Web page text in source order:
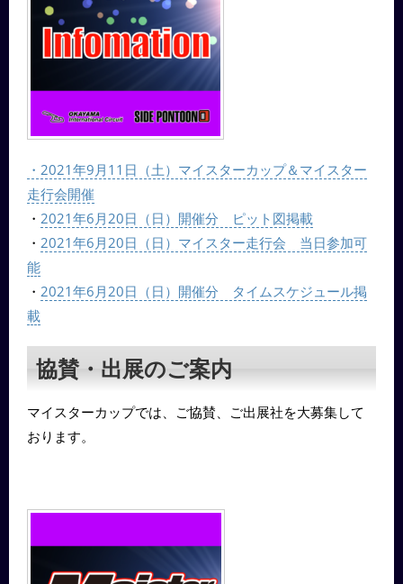
・2021年9月11日（土）マイスターカップ＆マイスター
走行会開催
・ 2021年6月20日（日）開催分 ピット図掲載
・ 2021年6月20日（日）マイスター走行会 当日参加可
能
・ 2021年6月20日（日）開催分 タイムスケジュール掲
載
協賛・出展のご案内
マイスターカップでは、ご協賛、ご出展社を大募集して
おります。